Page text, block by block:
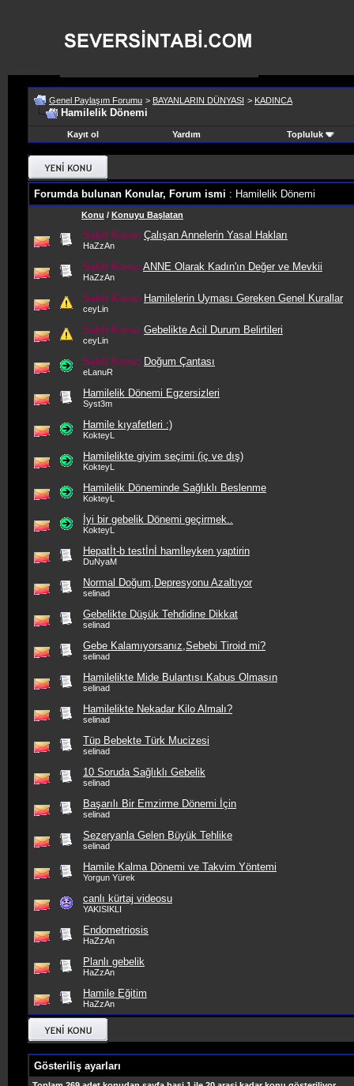
Genel Paylaşım Forumu > BAYANLARIN DÜNYASI > KADINCA
Hamilelik Dönemi
Kayıt ol Yardım Topluluk
Forumda bulunan Konular, Forum ismi : Hamilelik Dönemi
Konu / Konuyu Başlatan
Sabit Konu: Çalışan Annelerin Yasal Hakları
HaZzAn
Sabit Konu: ANNE Olarak Kadın'ın Değer ve Mevkii
HaZzAn
Sabit Konu: Hamilelerin Uyması Gereken Genel Kurallar
ceyLin
Sabit Konu: Gebelikte Acil Durum Belirtileri
ceyLin
Sabit Konu: Doğum Çantası
eLanuR
Hamilelik Dönemi Egzersizleri
Syst3m
Hamile kıyafetleri :)
KokteyL
Hamilelikte giyim seçimi (iç ve dış)
KokteyL
Hamilelik Döneminde Sağlıklı Beslenme
KokteyL
İyi bir gebelik Dönemi geçirmek..
KokteyL
Hepatİt-b testİnİ hamİleyken yaptirin
DuNyaM
Normal Doğum,Depresyonu Azaltıyor
selinad
Gebelikte Düşük Tehdidine Dikkat
selinad
Gebe Kalamıyorsanız,Sebebi Tiroid mi?
selinad
Hamilelikte Mide Bulantısı Kabus Olmasın
selinad
Hamilelikte Nekadar Kilo Almalı?
selinad
Tüp Bebekte Türk Mucizesi
selinad
10 Soruda Sağlıklı Gebelik
selinad
Başarılı Bir Emzirme Dönemi İçin
selinad
Sezeryanla Gelen Büyük Tehlike
selinad
Hamile Kalma Dönemi ve Takvim Yöntemi
Yorgun Yürek
canlı kürtaj videosu
YAKISIKLI
Endometriosis
HaZzAn
Planlı gebelik
HaZzAn
Hamile Eğitim
HaZzAn
Gösteriliş ayarları